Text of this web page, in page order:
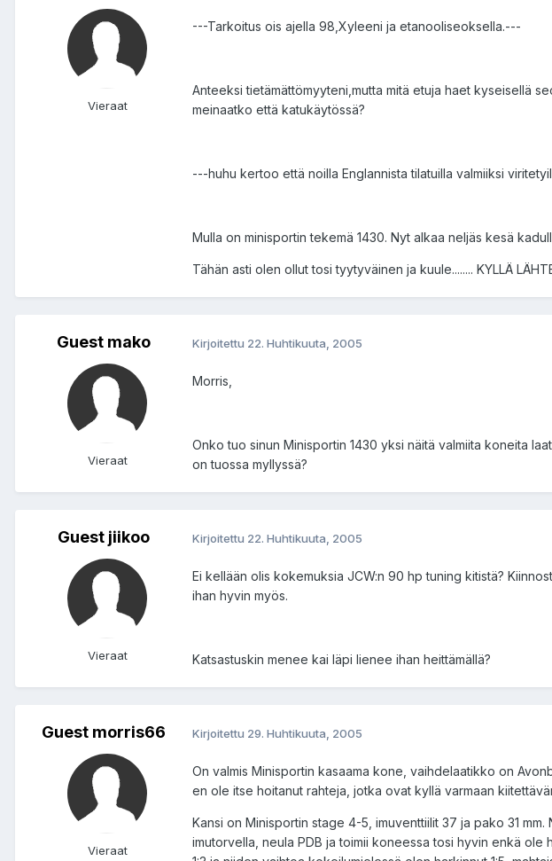
Vieraat
---Tarkoitus ois ajella 98,Xyleeni ja etanooliseoksella.---
Anteeksi tietämättömyyteni,mutta mitä etuja haet kyseisellä
meinaatko että katukäytössä?
---huhu kertoo että noilla Englannista tilatuilla valmiiksi
Mulla on minisportin tekemä 1430. Nyt alkaa neljäs kesä
Tähän asti olen ollut tosi tyytyväinen ja kuule........ KYLLÄ
Guest mako
Vieraat
Kirjoitettu 22. Huhtikuuta, 2005
Morris,
Onko tuo sinun Minisportin 1430 yksi näitä valmiita koneita
on tuossa myllyssä?
Guest jiikoo
Vieraat
Kirjoitettu 22. Huhtikuuta, 2005
Ei kellään olis kokemuksia JCW:n 90 hp tuning kitistä?
ihan hyvin myös.
Katsastuskin menee kai läpi lienee ihan heittämällä?
Guest morris66
Vieraat
Kirjoitettu 29. Huhtikuuta, 2005
On valmis Minisportin kasaama kone, vaihdelaatikko on
en ole itse hoitanut rahteja, jotka ovat kyllä varmaan
Kansi on Minisportin stage 4-5, imuventtiilit 37 ja pako 31
imutorvella, neula PDB ja toimii koneessa tosi hyvin enkä